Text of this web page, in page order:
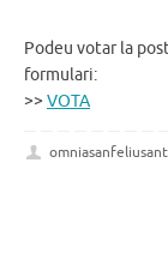
Podeu votar la
formulari:
>> VOTA